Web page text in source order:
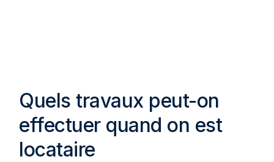
Quels travaux peut-on
effectuer quand on est
locataire